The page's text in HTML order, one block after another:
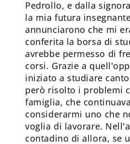
Pedrollo, e dalla
la mia futura
annunciarono che mi
conferita la borsa di
avrebbe permesso di
corsi. Grazie a
iniziato a studiare
però risolto i problemi
famiglia, che
considerarmi uno che
voglia di lavorare.
contadino di allora, se